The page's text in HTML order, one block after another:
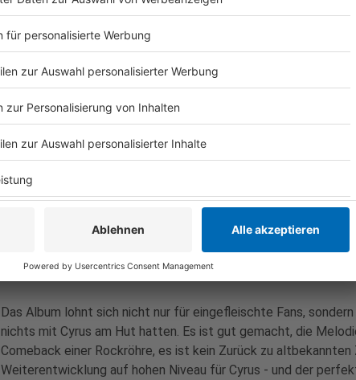
Wir verwenden einen Service
einzubetten. Dieser Service kann
Ihren Aktivitäten sammeln. Bitte
die Details durch und stimmen
Nutzung des Service zu, um
Akzeptieren
Usercentrics Consent
Platform
Miley Cyrus enthüllt ihre neue Single "End Of The World" aus
"Something Beautiful".
Das Album lohnt sich nicht nur für eingefleischte Fans,
nichts mit Cyrus am Hut hatten. Es ist gut gemacht, die
Comeback einer Rockröhre, es ist kein Zurück zu
Weiterentwicklung auf hohen Niveau für Cyrus - und der